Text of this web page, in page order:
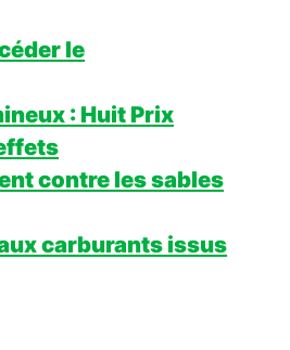
le
: Huit Prix
contre les sables
carburants issus